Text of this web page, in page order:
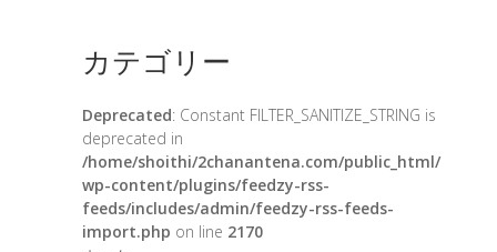
カテゴリー
Deprecated: Constant FILTER_SANITIZE_STRING is
deprecated in
/home/shoithi/2chanantena.com/public_html/
wp-content/plugins/feedzy-rss-
feeds/includes/admin/feedzy-rss-feeds-
import.php on line 2170